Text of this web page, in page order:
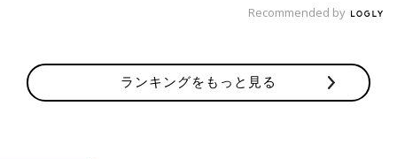
Recommended by
ランキングをもっと見る